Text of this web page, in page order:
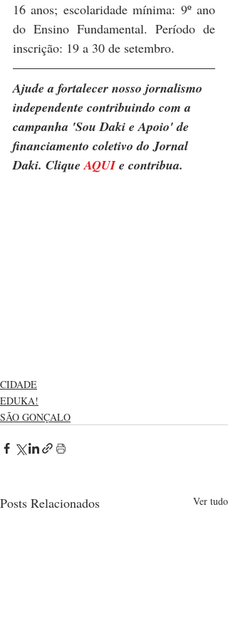
16 anos; escolaridade mínima: 9º ano
do Ensino Fundamental. Período de
inscrição: 19 a 30 de setembro.
Ajude a fortalecer nosso jornalismo
independente contribuindo com a
campanha 'Sou Daki e Apoio' de
financiamento coletivo do Jornal
Daki. Clique AQUI e contribua.
CIDADE
EDUKA!
SÃO GONÇALO
Posts Relacionados Ver tudo